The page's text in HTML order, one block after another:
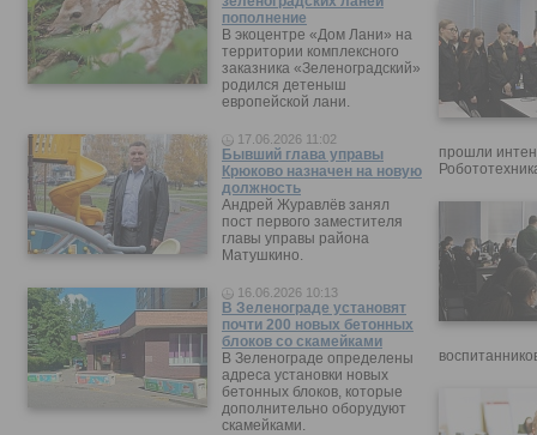
пополнение
В экоцентре «Дом Лани» на
территории комплексного
заказника «Зеленоградский»
родился детеныш
европейской лани.
17.06.2026 11:02
Бывший глава управы
Крюково назначен на новую
должность
Андрей Журавлёв занял
пост первого заместителя
главы управы района
Матушкино.
16.06.2026 10:13
В Зеленограде установят
почти 200 новых бетонных
блоков со скамейками
В Зеленограде определены
адреса установки новых
бетонных блоков, которые
дополнительно оборудуют
скамейками.
прошли